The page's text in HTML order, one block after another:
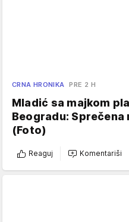
CRNA HRONIKA PRE 2 H
Mladić sa majkom
Beogradu:
(Foto)
Reaguj Komentariši